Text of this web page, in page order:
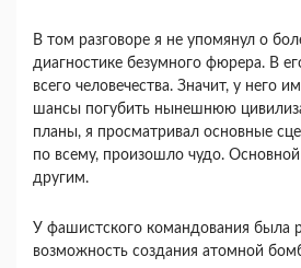
В том разговоре я не упомянул о
диагностике безумного фюрера. В
всего человечества. Значит, у него
шансы погубить нынешнюю
планы, я просматри­вал основные
по всему, произошло чудо.
другим.
У фашистского командования была
возможность создания атомной